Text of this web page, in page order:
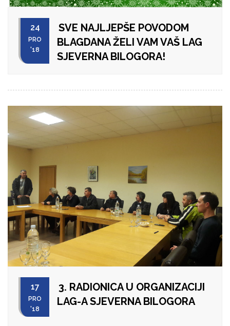
24
PRO
'18
SVE NAJLJEPŠE POVODOM
BLAGDANA ŽELI VAM VAŠ LAG
SJEVERNA BILOGORA!
17
PRO
'18
3. RADIONICA U ORGANIZACIJI
LAG-A SJEVERNA BILOGORA